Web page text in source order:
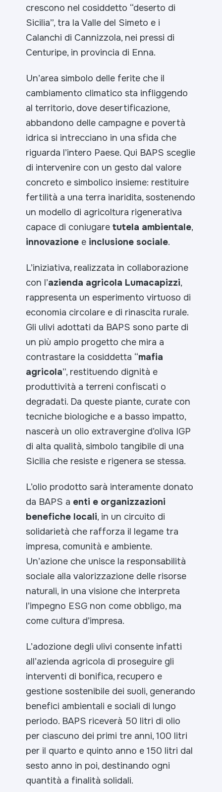
crescono nel cosiddetto “deserto di
Sicilia”, tra la Valle del Simeto e i
Calanchi di Cannizzola, nei pressi di
Centuripe, in provincia di Enna.
Un’area simbolo delle ferite che il
cambiamento climatico sta infliggendo
al territorio, dove desertificazione,
abbandono delle campagne e povertà
idrica si intrecciano in una sfida che
riguarda l’intero Paese. Qui BAPS sceglie
di intervenire con un gesto dal valore
concreto e simbolico insieme: restituire
fertilità a una terra inaridita, sostenendo
un modello di agricoltura rigenerativa
capace di coniugaretutela ambientale,
innovazione e inclusione sociale.
L’iniziativa, realizzata in collaborazione
con l’azienda agricola Lumacapizzi,
rappresenta un esperimento virtuoso di
economia circolare e di rinascita rurale.
Gli ulivi adottati da BAPS sono parte di
un più ampio progetto che mira a
contrastare la cosiddetta “mafia
agricola”, restituendo dignità e
produttività a terreni confiscati o
degradati. Da queste piante, curate con
tecniche biologiche e a basso impatto,
nascerà un olio extravergine d’oliva IGP
di alta qualità, simbolo tangibile di una
Sicilia che resiste e rigenera se stessa.
L’olio prodotto sarà interamente donato
da BAPS a enti e organizzazioni
benefiche locali, in un circuito di
solidarietà che rafforza il legame tra
impresa, comunità e ambiente.
Un’azione che unisce la responsabilità
sociale alla valorizzazione delle risorse
naturali, in una visione che interpreta
l’impegno ESG non come obbligo, ma
come cultura d’impresa.
L’adozione degli ulivi consente infatti
all’azienda agricola di proseguire gli
interventi di bonifica, recupero e
gestione sostenibile dei suoli, generando
benefici ambientali e sociali di lungo
periodo. BAPS riceverà 50 litri di olio
per ciascuno dei primi tre anni, 100 litri
per il quarto e quinto anno e 150 litri dal
sesto anno in poi, destinando ogni
quantità a finalità solidali.